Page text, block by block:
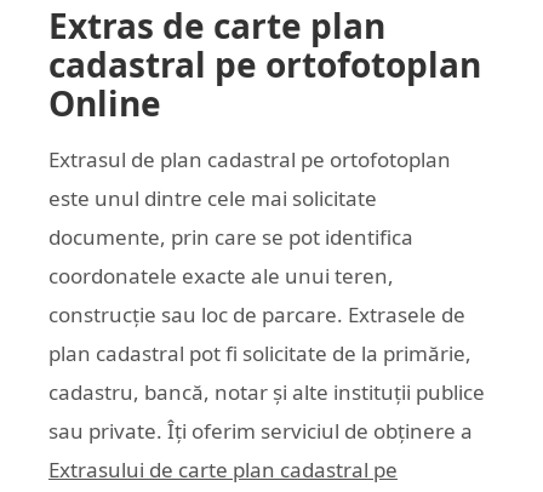
Extras de carte plan
cadastral pe ortofotoplan
Online
Extrasul de plan cadastral pe ortofotoplan
este unul dintre cele mai solicitate
documente, prin care se pot identifica
coordonatele exacte ale unui teren,
construcție sau loc de parcare. Extrasele de
plan cadastral pot fi solicitate de la primărie,
cadastru, bancă, notar și alte instituții publice
sau private. Îți oferim serviciul de obținere a
Extrasului de carte plan cadastral pe